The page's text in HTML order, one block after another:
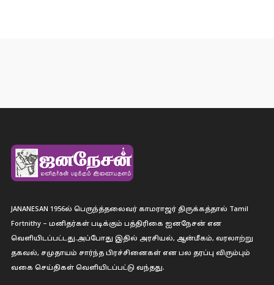
JANANESAN 1956ல் பெருந்த்தலைவர் காமராஜர் திருக்கத்தால் Tamil
Fortnithy – மனிதர்கள் படிக்கும் பத்திரிகை ஐனநேசன் என
வெளியிடப்பட்டது.அப்போது இதில் அரசியல், ஆன்மீகம், வரலாற்று
தகவல், சமுதாயம் சார்ந்த பிரச்சினைகள் என பல தரப்பு விரும்பும்
வகை செய்திகள் வெளியிடப்பட்டு வந்தது.